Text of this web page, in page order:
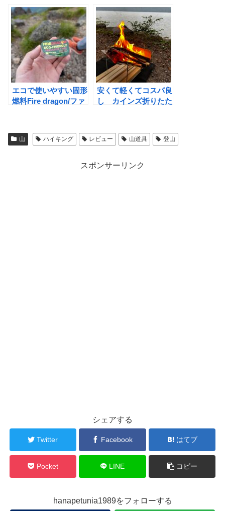
の”FIZAN コンパクト
3″
でつくるULストーブ
セット
エコで使いやすい固形
燃料Fire dragon/ファ
安くて軽くてコスパ良
し カインズ折りたた
山 ハイキング レビュー 山道具 登山
スポンサーリンク
シェアする
Twitter Facebook はてブ
Pocket LINE コピー
hanapetunia1989をフォローする